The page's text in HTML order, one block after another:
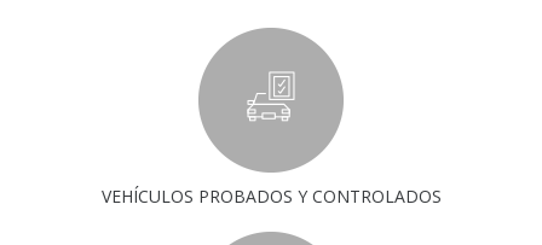
VEHÍCULOS PROBADOS Y CONTROLADOS